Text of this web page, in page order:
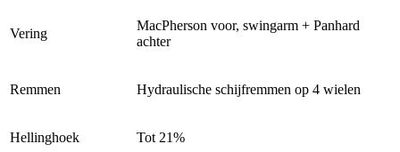
Vering
MacPherson voor, swingarm + Panhard
achter
Remmen Hydraulische schijfremmen op 4 wielen
Hellinghoek Tot 21%